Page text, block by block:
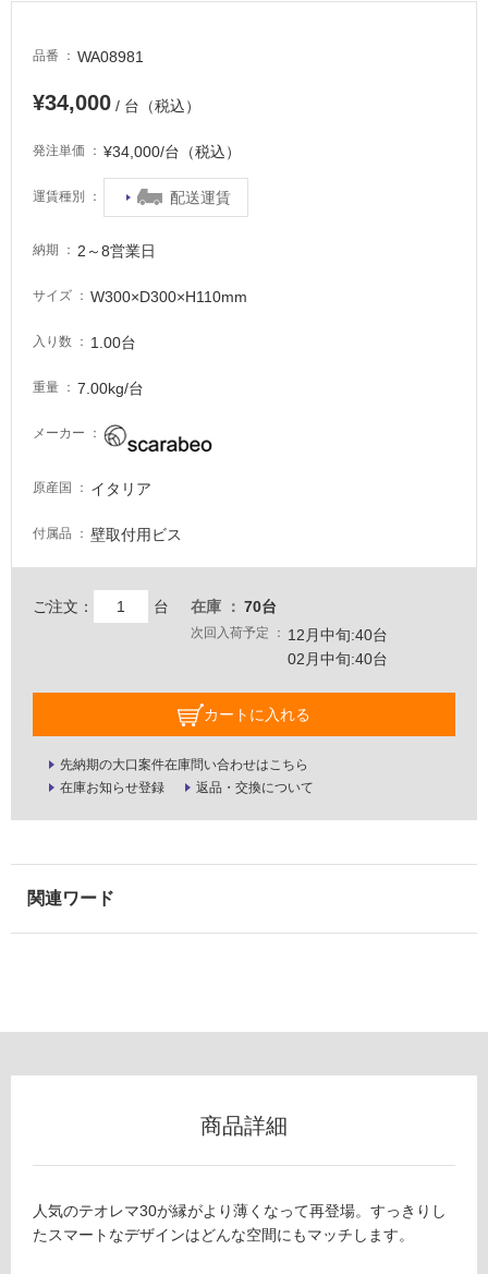
品番 WA08981
¥34,000 / 台（税込）
発注単価 ¥34,000/台（税込）
運賃種別 配送運賃
納期 2～8営業日
サイズ W300×D300×H110mm
入り数 1.00台
重量 7.00kg/台
メーカー
原産国 イタリア
付属品 壁取付用ビス
ご注文： 台 在庫 70台
次回入荷予定
12月中旬:40台
02月中旬:40台
カートに入れる
先納期の大口案件在庫問い合わせはこちら
在庫お知らせ登録
返品・交換について
商品詳細
人気のテオレマ30が縁がより薄くなって再登場。すっきりし
たスマートなデザインはどんな空間にもマッチします。